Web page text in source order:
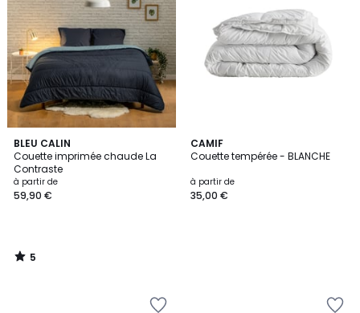
BLEU CALIN
Couette imprimée chaude La
Contraste
à partir de
59,90 €
5
/
5
5
/
CAMIF
Couette tempérée - BLANCHE
à partir de
35,00 €